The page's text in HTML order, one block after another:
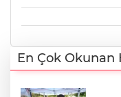
En Çok Okunan